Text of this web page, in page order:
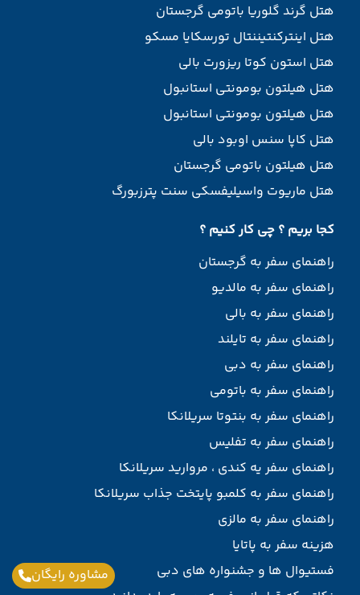
مشاوره رایگان
هتل گرند گلوریا باتومی گرجستان
هتل اینترکنتیننتال تورسکایا مسکو
هتل استون کوتا ریزورت بالی
هتل هیلتون بومونتی استانبول
هتل هیلتون بومونتی استانبول
هتل کاپا سنس اوبود بالی
هتل هیلتون باتومی گرجستان
هتل ماریوت واسیلیفسکی سنت پترزبورگ
کجا بریم ؟ چی کار کنیم ؟
راهنمای سفر به گرجستان
راهنمای سفر به مالدیو
راهنمای سفر به بالی
راهنمای سفر به تایلند
راهنمای سفر به دبی
راهنمای سفر به باتومی
راهنمای سفر به بنتوتا سریلانکا
راهنمای سفر به تفلیس
راهنمای سفر یه کندی ، مروارید سریلانکا
راهنمای سفر به کلمبو پایتخت جذاب سریلانکا
راهنمای سفر به مالزی
هزینه سفر به پاتایا
فستیوال ها و جشنواره های دبی